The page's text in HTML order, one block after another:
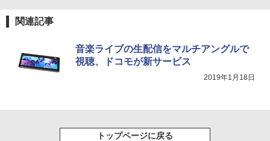
関連記事
音楽ライブの生配信をマルチアングルで
視聴、ドコモが新サービス
2019年1月18日
トップページに戻る